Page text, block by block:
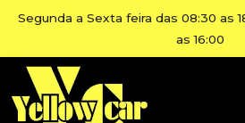
Segunda a Sexta feira das 08:30 as
as 16:00